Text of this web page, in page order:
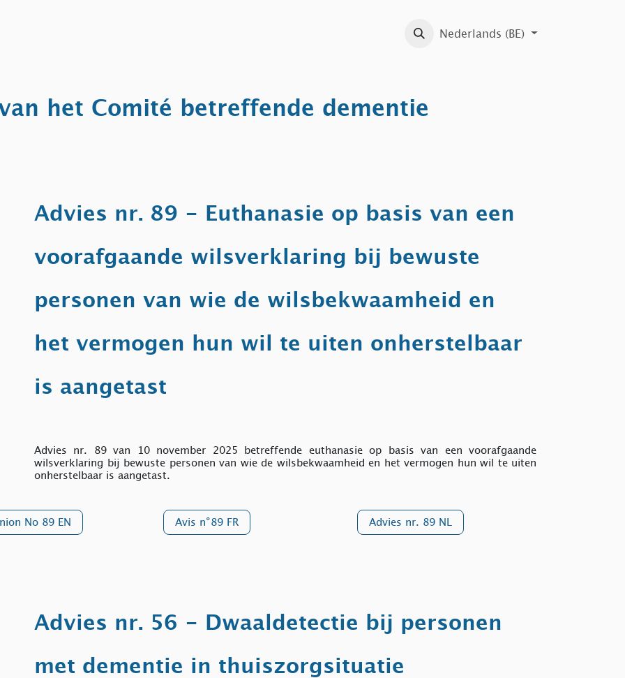
Bibliotheek Jaarverslagen Bio-ethiek op
Nederlands (BE)
het Comité betreffende dementie
Advies nr. 89 - Euthanasie op basis van een
voorafgaande wilsverklaring bij bewuste
personen van wie de wilsbekwaamheid en
het vermogen hun wil te uiten onherstelbaar
is aangetast
Advies nr. 89 van 10 november 2025 betreffende euthanasie op basis van een voorafgaande
wilsverklaring bij bewuste personen van wie de wilsbekwaamheid en het vermogen hun wil te uiten
onherstelbaar is aangetast.
Avis n°89 FR Advies nr. 89 NL
No 89 EN
Advies nr. 56 - Dwaaldetectie bij personen
met dementie in thuiszorgsituatie